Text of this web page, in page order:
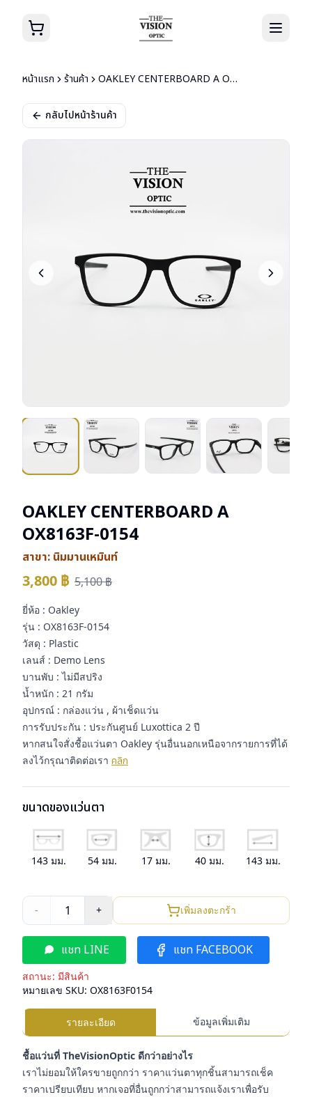
หน้าแรก ร้านค้า OAKLEY CENTERBOARD A OX8163F-0154
กลับไปหน้าร้านค้า
OAKLEY CENTERBOARD A
OX8163F-0154
สาขา: นิมมานเหมินท์
3,800 ฿ 5,100฿
ยี่ห้อ : Oakley
รุ่น : OX8163F-0154
วัสดุ : Plastic
เลนส์ : Demo Lens
บานพับ : ไม่มีสปริง
น้ำหนัก : 21 กรัม
อุปกรณ์ : กล่องแว่น , ผ้าเช็ดแว่น
การรับประกัน : ประกันศูนย์ Luxottica 2 ปี
หากสนใจสั่งชื้อแว่นตา Oakley รุ่นอื่นนอกเหนือจากรายการที่ได้
ลงไว้กรุณาติดต่อเรา คลิก
ขนาดของแว่นตา
143 มม. 54 มม. 17มม. 40มม. 143มม.
- 1 + เพิ่มลงตะกร้า
แชท LINE แชท FACEBOOK
สถานะ: มีสินค้า
หมายเลข SKU: OX8163F0154
รายละเอียด ข้อมูลเพิ่มเติม
ชื้อแว่นที่ TheVisionOptic ดีกว่าอย่างไร
เราไม่ยอมให้ใครขายถูกกว่า ราคาแว่นตาทุกชิ้นสามารถเช็ค
ราคาเปรียบเทียบ หากเจอที่อื่นถูกกว่าสามารถแจ้งเราเพื่อรับ